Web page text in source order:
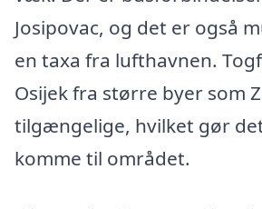
Josipovac, og det er også
en taxa fra lufthavnen.
Osijek fra større byer som
tilgængelige, hvilket gør
komme til området.